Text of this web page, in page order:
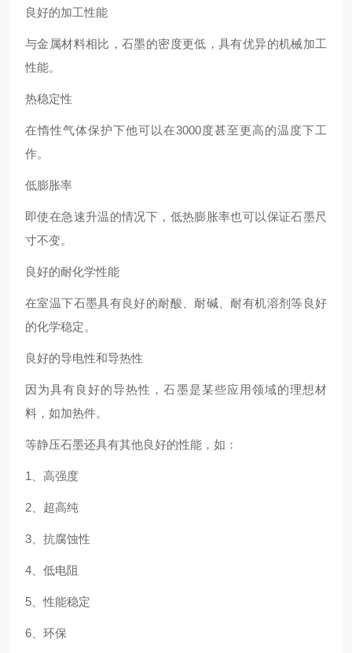
良好的加工性能
与金属材料相比，石墨的密度更低，具有优异的机械加工
性能。
热稳定性
在惰性气体保护下他可以在3000度甚至更高的温度下工
作。
低膨胀率
即使在急速升温的情况下，低热膨胀率也可以保证石墨尺
寸不变。
良好的耐化学性能
在室温下石墨具有良好的耐酸、耐碱、耐有机溶剂等良好
的化学稳定。
良好的导电性和导热性
因为具有良好的导热性，石墨是某些应用领域的理想材
料，如加热件。
等静压石墨还具有其他良好的性能，如：
1、高强度
2、超高纯
3、抗腐蚀性
4、低电阻
5、性能稳定
6、环保